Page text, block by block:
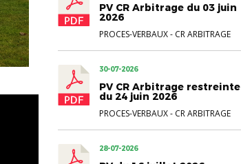
PV CR Arbitrage du 03 juin
2026
PROCES-VERBAUX- CR ARBITRAGE
30-07-2026
PV CR Arbitrage restreinte
du 24 juin 2026
PROCES-VERBAUX- CR ARBITRAGE
28-07-2026